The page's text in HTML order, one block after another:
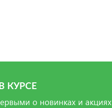
КУРСЕ
о новинках и акциях